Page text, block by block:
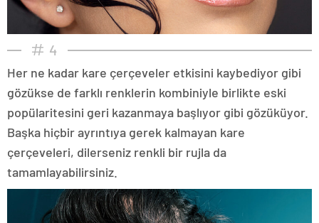
4
Her ne kadar kare çerçeveler etkisini kaybediyor gibi
gözükse de farklı renklerin kombiniyle birlikte eski
popülaritesini geri kazanmaya başlıyor gibi gözüküyor.
Başka hiçbir ayrıntıya gerek kalmayan kare
çerçeveleri, dilerseniz renkli bir rujla da
tamamlayabilirsiniz.